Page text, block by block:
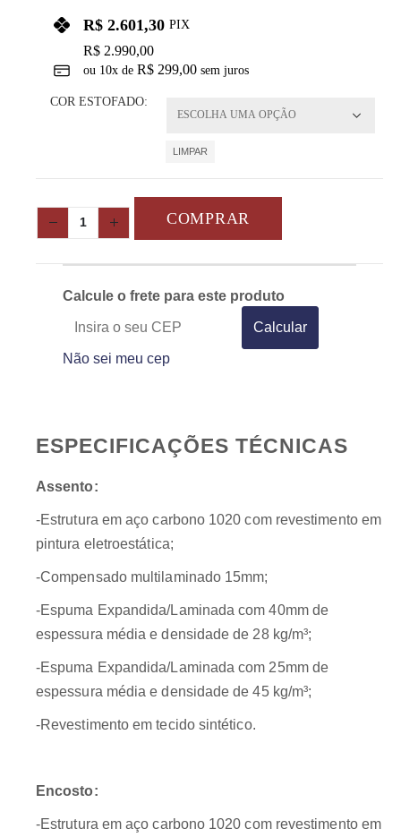
R$ 2.601,30 PIX
R$ 2.990,00
ou 10x de R$ 299,00 sem juros
COR ESTOFADO
LIMPAR
COMPRAR
Calcule o frete para este produto
Calcular
Não sei meu cep
ESPECIFICAÇÕES TÉCNICAS
Assento:
-Estrutura em aço carbono 1020 com revestimento em
pintura eletroestática;
-Compensado multilaminado 15mm;
-Espuma Expandida/Laminada com 40mm de
espessura média e densidade de 28 kg/m³;
-Espuma Expandida/Laminada com 25mm de
espessura média e densidade de 45 kg/m³;
-Revestimento em tecido sintético.
Encosto:
-Estrutura em aço carbono 1020 com revestimento em